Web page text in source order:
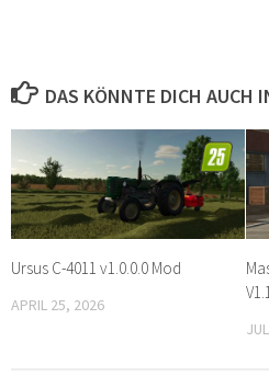
DAS KÖNNTE DICH AUCH
Ursus C-4011 v1.0.0.0 Mod
APRIL 25, 2026